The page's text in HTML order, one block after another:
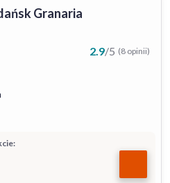
Granaria
2.9/5 (8 opinii)